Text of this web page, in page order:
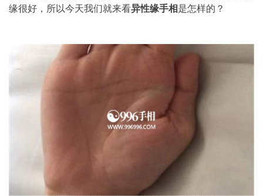
缘很好，所以今天我们就来看异性缘手相是怎样的？